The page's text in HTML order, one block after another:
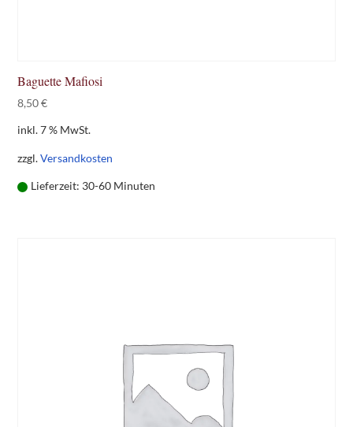
Baguette Mafiosi
8,50€
inkl. 7 % MwSt.
zzgl.Versandkosten
Lieferzeit: 30-60 Minuten